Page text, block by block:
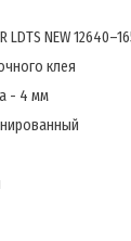
NEW
клея
- 4 мм